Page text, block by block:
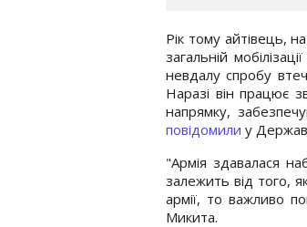
Рік тому айтівець,
загальній
невдалу спробу
Наразі він працює
напрямку,
повідомили у
"Армія здавалася
залежить від того,
армії, то важливо
Микита.